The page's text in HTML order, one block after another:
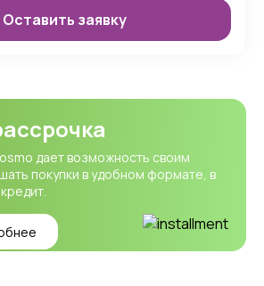
Оставить заявку
дает возможность своим
покупки в удобном формате, в